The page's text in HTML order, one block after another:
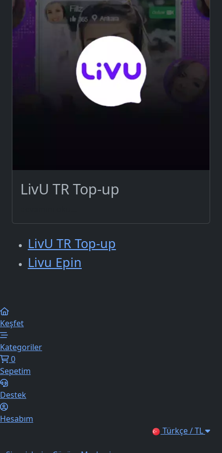
LivU TR Top-up
LivU TR Top-up
Livu Epin
Keşfet
Kategoriler
0
Sepetim
Destek
Hesabım
Türkçe / TL